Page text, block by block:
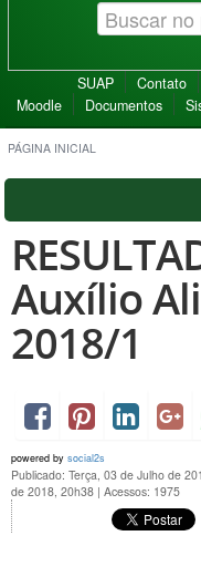
SUAP Contato
Moodle
Documentos
PÁGINA INICIAL
Auxílio
2018/1
powered by social2s
Publicado: Terça, 03 de Julho de
de 2018, 20h38 | Acessos: 1975